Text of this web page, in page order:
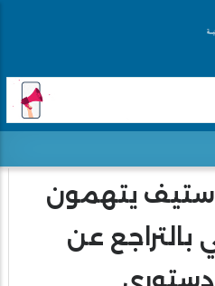
يتهمون
بالتراجع عن